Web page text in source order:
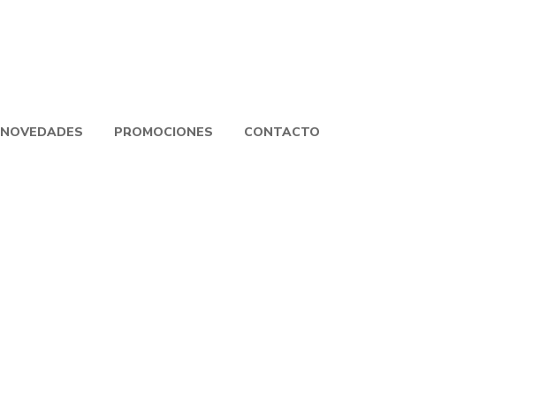
NOVEDADES PROMOCIONES CONTACTO